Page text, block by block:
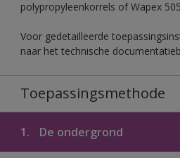
polypropyleenkorrels of Wapex
Voor gedetailleerde
naar het technische
Toepassingsmethode
1. De ondergrond